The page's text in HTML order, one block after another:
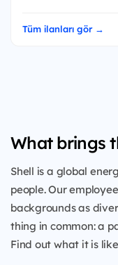
Tüm ilanları gör →
What brings
Shell is a global
people. Our
backgrounds as
thing in common: a
Find out what it is